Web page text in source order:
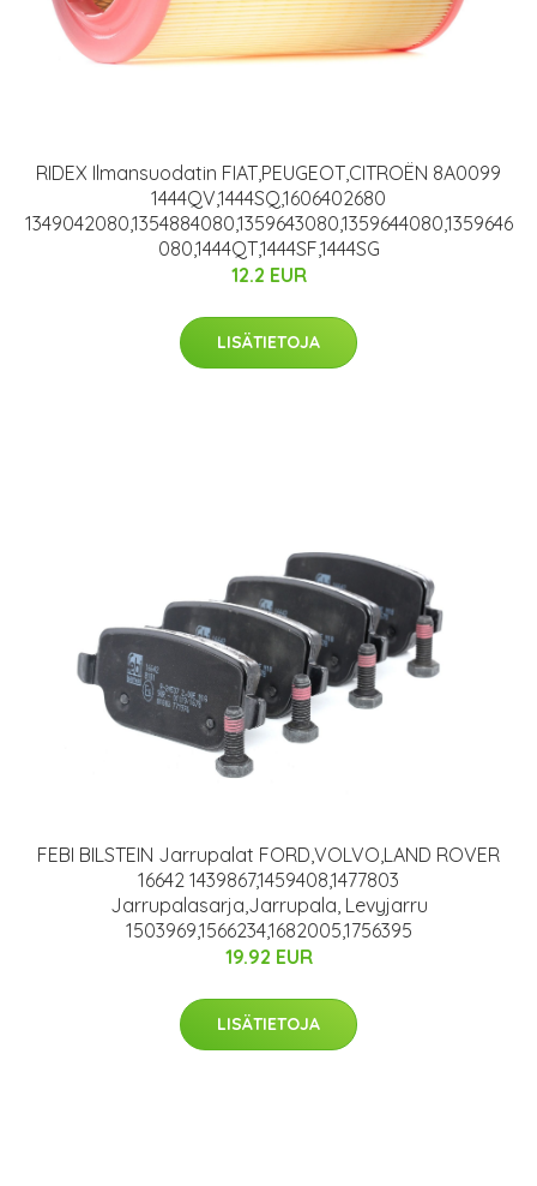
RIDEX Ilmansuodatin FIAT,PEUGEOT,CITROËN 8A0099
1444QV,1444SQ,1606402680
1349042080,1354884080,1359643080,1359644080,1359646
080,1444QT,1444SF,1444SG
12.2 EUR
LISÄTIETOJA
FEBI BILSTEIN Jarrupalat FORD,VOLVO,LAND ROVER
16642 1439867,1459408,1477803
Jarrupalasarja,Jarrupala, Levyjarru
1503969,1566234,1682005,1756395
19.92 EUR
LISÄTIETOJA